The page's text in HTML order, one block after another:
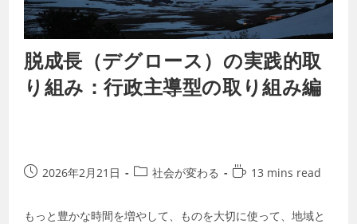
脱成長（デグロース）の実践的取
り組み：行政主導型の取り組み編
2026年2月21日 社会が変わる 13 mins read
もっと豊かな時間を増やして、ものを大切に使って、地域と